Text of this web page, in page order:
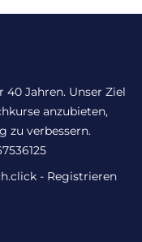
Jahren. Unser Ziel
anzubieten,
zu verbessern.
- Registrieren